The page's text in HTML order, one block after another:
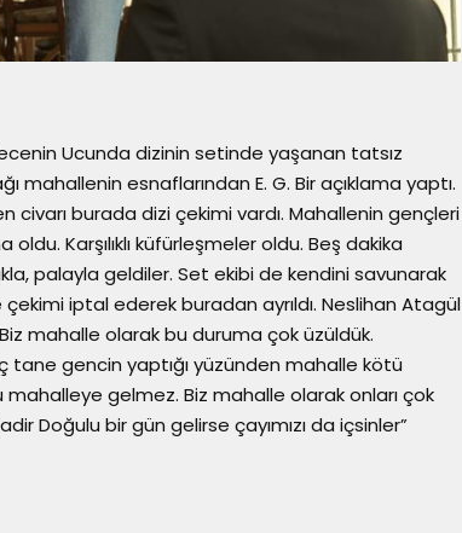
Ucunda dizinin setinde yaşanan tatsız
mahallenin esnaflarından E. G. Bir açıklama yaptı.
civarı burada dizi çekimi vardı. Mahallenin gençleri
oldu. Karşılıklı küfürleşmeler oldu. Beş dakika
palayla geldiler. Set ekibi de kendini savunarak
çekimi iptal ederek buradan ayrıldı. Neslihan Atagül
mahalle olarak bu duruma çok üzüldük.
tane gencin yaptığı yüzünden mahalle kötü
mahalleye gelmez. Biz mahalle olarak onları çok
Doğulu bir gün gelirse çayımızı da içsinler”